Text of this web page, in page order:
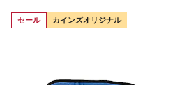
セール カインズオリジナル